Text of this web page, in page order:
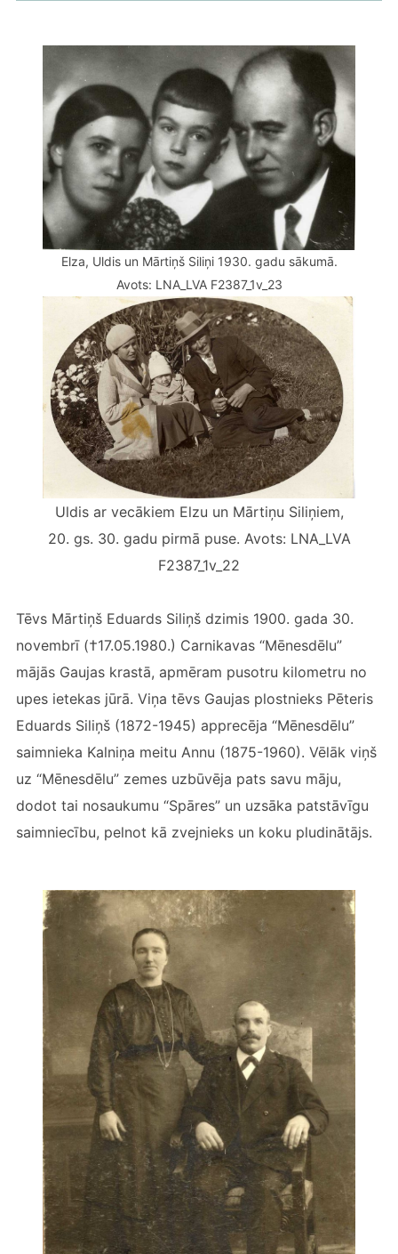
Elza, Uldis un Mārtiņš Siliņi 1930. gadu sākumā.
Avots: LNA_LVA F2387_1v_23
Uldis ar vecākiem Elzu un Mārtiņu Siliņiem,
20. gs. 30. gadu pirmā puse. Avots: LNA_LVA
F2387_1v_22
Tēvs Mārtiņš Eduards Siliņš dzimis 1900. gada 30.
novembrī (†17.05.1980.) Carnikavas “Mēnesdēlu”
mājās Gaujas krastā, apmēram pusotru kilometru no
upes ietekas jūrā. Viņa tēvs Gaujas plostnieks Pēteris
Eduards Siliņš (1872-1945) apprecēja “Mēnesdēlu”
saimnieka Kalniņa meitu Annu (1875-1960). Vēlāk viņš
uz “Mēnesdēlu” zemes uzbūvēja pats savu māju,
dodot tai nosaukumu “Spāres” un uzsāka patstāvīgu
saimniecību, pelnot kā zvejnieks un koku pludinātājs.